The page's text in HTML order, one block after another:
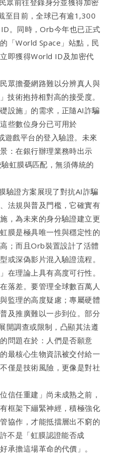
至目前，全球已有逾1,300
。同時，Orb今年也已正式
「World Space」站點，民
即獲得World ID及加密代
眾擔憂網路難以分辨真人與
技術抱持相對高的接受度。
設施」的需求，正隨AI詐騙
些數位身分已可用於
戲平台的登入驗證。未來
：在銀行辦理業務時出示
虹膜碼匹配，無須傳統的
驗證方案展現了對抗AI詐騙
法規與普及門檻，它確實有
，為未來的身分驗證建立更
膜是極具唯一性與穩定性的
；而且Orb裝置設計了活體
或深偽影片混入驗證流程。
在理論上具有高度可行性。
落差。要管理全球數百萬人
監理的高度疑慮；專屬硬體
及推廣難以一步到位。部分
開調查或限制，凸顯其法遵
問題在於：人們是否願意
最核心生物資訊被交付給一
僅是技術風險，更像是對社
信任重建」尚未成熟之前，
框架下繃緊神經，積極強化
協作，才能抵擋層出不窮的
不是「虹膜認證能否成
承擔這場革命的代價」。